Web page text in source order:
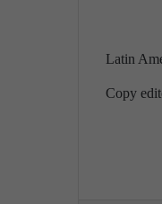
Latin
Copy